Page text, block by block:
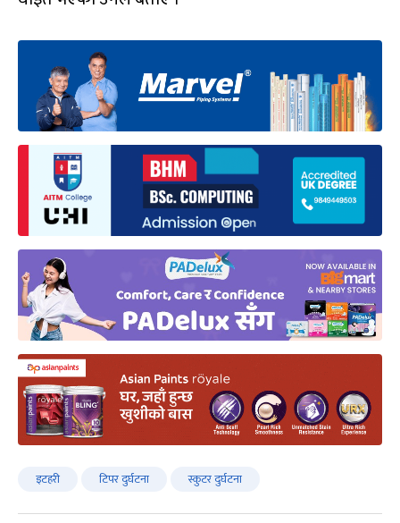
इटहरी टिपर दुर्घटना स्कुटर दुर्घटना